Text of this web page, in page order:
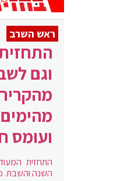
ראש השרב
וגם
ועומס
התחזית
השנה והשבת.